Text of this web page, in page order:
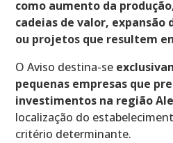
como aumento da
cadeias de valor, expansão
ou projetos que resultem
O Aviso destina-se
pequenas empresas que
investimentos na região
localização do
critério determinante.